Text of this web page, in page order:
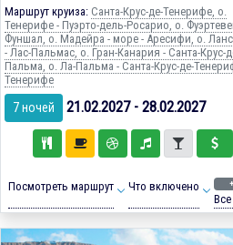
Маршрут круиза: Санта-Крус-де-Тенерифе, о.
Тенерифе - Пуэрто-дель-Росарио, о.
Фуншал, о. Мадейра - море - Аресифи, о.
- Лас-Пальмас, о. Гран-Канария - Санта-Крус-
Пальма, о. Ла-Пальма - Санта-Крус-де-
Тенерифе
7 ночей 21.02.2027 - 28.02.2027
Посмотреть маршрут Что включено